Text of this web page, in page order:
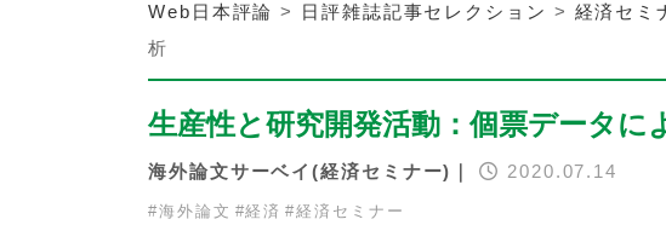
Web日本評論 > 日評雑誌記事セレクション > 経済セミ
析
生産性と研究開発活動：個票データに
海外論文サーベイ(経済セミナー)｜ 2020.07.14
#海外論文 #経済 #経済セミナー